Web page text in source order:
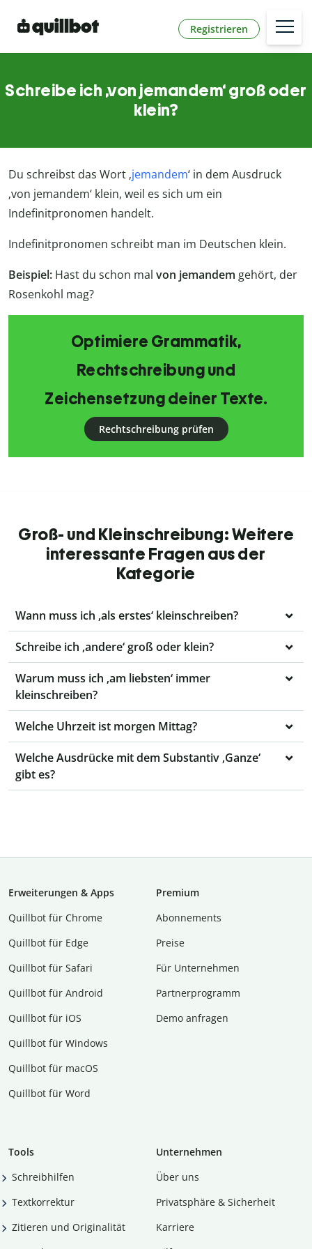
Registrieren
Schreibe ich ‚von jemandem‘ groß oder
klein?
Du schreibst das Wort ‚jemandem‘ in dem Ausdruck
‚von jemandem‘ klein, weil es sich um ein
Indefinitpronomen handelt.
Indefinitpronomen schreibt man im Deutschen klein.
Beispiel: Hast du schon mal von jemandem gehört, der
Rosenkohl mag?
Optimiere Grammatik,
Rechtschreibung und
Zeichensetzung deiner Texte.
Rechtschreibung prüfen
Groß- und Kleinschreibung: Weitere
interessante Fragen aus der
Kategorie
Wann muss ich ‚als erstes‘ kleinschreiben?
Schreibe ich ‚andere‘ groß oder klein?
Warum muss ich ‚am liebsten‘ immer
kleinschreiben?
Welche Uhrzeit ist morgen Mittag?
Welche Ausdrücke mit dem Substantiv ‚Ganze‘
gibt es?
Erweiterungen & Apps
Quillbot für Chrome
Quillbot für Edge
Quillbot für Safari
Quillbot für Android
Quillbot für iOS
Quillbot für Windows
Quillbot für macOS
Quillbot für Word
Premium
Abon­ne­ments
Preise
Für Unternehmen
Partnerprogramm
Demo anfragen
Tools
Schreibhilfen
Textkorrektur
Zitieren und Originalität
Unternehmen
Über uns
Privatsphäre & Sicherheit
Karriere